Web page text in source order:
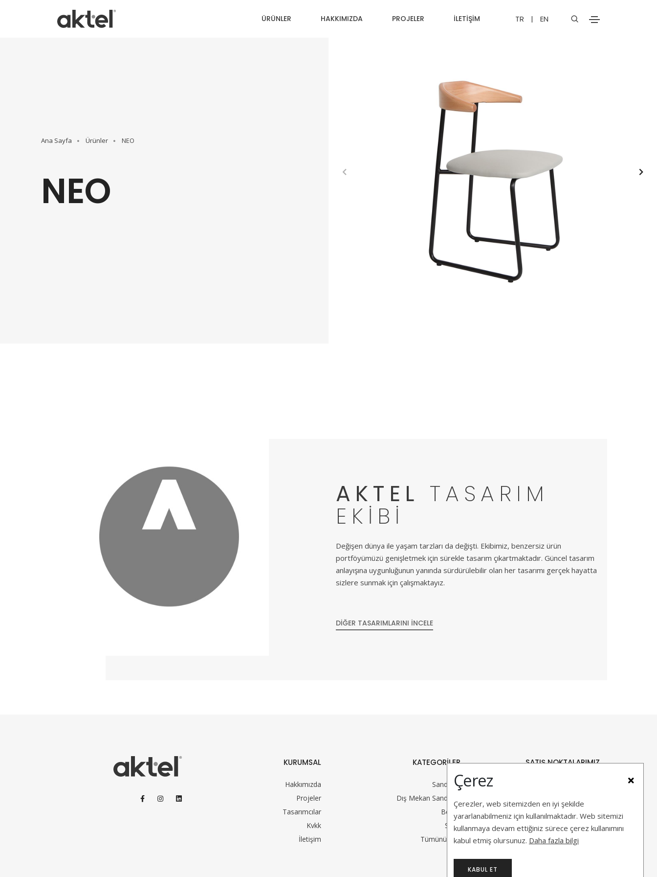
ÜRÜNLER HAKKIMIZDA PROJELER İLETIŞIM TR | EN
Ana Sayfa Ürünler NEO
NEO
AKTEL TASARIM
EKIBI
Değişen dünya ile yaşam tarzları da değişti. Ekibimiz, benzersiz ürün
portföyümüzü genişletmek için sürekle tasarım çıkartmaktadır. Güncel tasarım
anlayışına uygunluğunun yanında sürdürülebilir olan her tasarımı gerçek hayatta
sizlere sunmak için çalışmaktayız.
DIĞER TASARIMLARINI İNCELE
KURUMSAL
Hakkımızda
Projeler
Tasarımcılar
Kvkk
İletişim
KATEGORİLER
Sandalye
Dış Mekan Sandalye
Berjer
Sedir
Tümünü Gör
SATIŞ NOKTALARIMIZ
Çerez
Çerezler, web sitemizden en iyi şekilde
yararlanabilmeniz için kullanılmaktadır. Web sitemizi
kullanmaya devam ettiğiniz sürece çerez kullanımını
kabul etmiş olursunuz. Daha fazla bilgi
KABUL ET